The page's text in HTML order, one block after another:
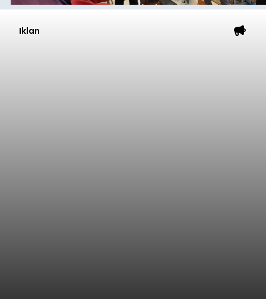
Iklan